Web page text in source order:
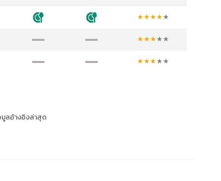
★★★★★
★★★★★
★★★★★
ลอ้างอิงล่าสุด